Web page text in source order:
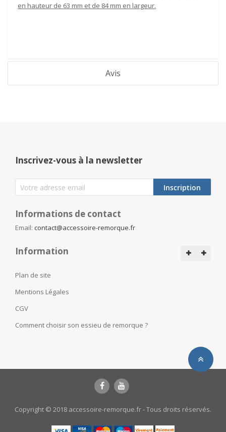
en hauteur de 63 mm et de 84 mm en largeur.
Avis
Inscrivez-vous à la newsletter
Inscription
Informations de contact
Email: contact@accessoire-remorque.fr
Information
Plan de site
Mentions Légales
CGV
Comment choisir son essieu de remorque ?
Copyright © 2018 accessoire-remorque.fr - Tous droits réservés.